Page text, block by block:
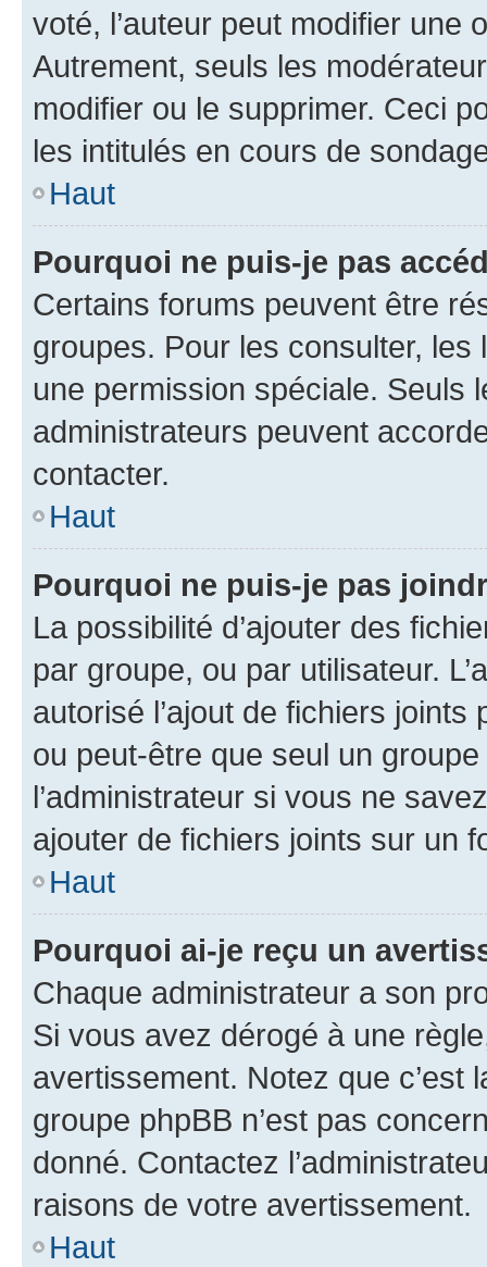
voté, l’auteur peut modifier une
Autrement, seuls les
modifier ou le supprimer. Ceci
les intitulés en cours de
Haut
Pourquoi ne puis-je pas
Certains forums peuvent être
groupes. Pour les consulter,
une permission spéciale. Seuls
administrateurs peuvent
contacter.
Haut
Pourquoi ne puis-je pas
La possibilité d’ajouter des
par groupe, ou par utilisateur.
autorisé l’ajout de fichiers
ou peut-être que seul un
l’administrateur si vous ne
ajouter de fichiers joints sur un
Haut
Pourquoi ai-je reçu un
Chaque administrateur a son
Si vous avez dérogé à une
avertissement. Notez que c’est
groupe phpBB n’est pas
donné. Contactez
raisons de votre avertissement.
Haut